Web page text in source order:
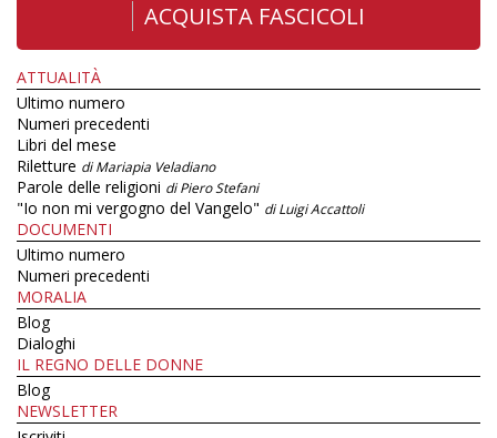
ACQUISTA FASCICOLI
ATTUALITÀ
Ultimo numero
Numeri precedenti
Libri del mese
Riletture di Mariapia Veladiano
Parole delle religioni di Piero Stefani
"Io non mi vergogno del Vangelo" di Luigi Accattoli
DOCUMENTI
Ultimo numero
Numeri precedenti
MORALIA
Blog
Dialoghi
IL REGNO DELLE DONNE
Blog
NEWSLETTER